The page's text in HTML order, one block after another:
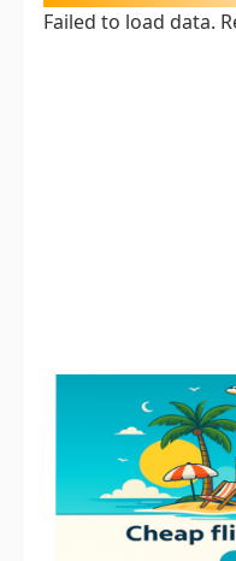
Failed to load data.